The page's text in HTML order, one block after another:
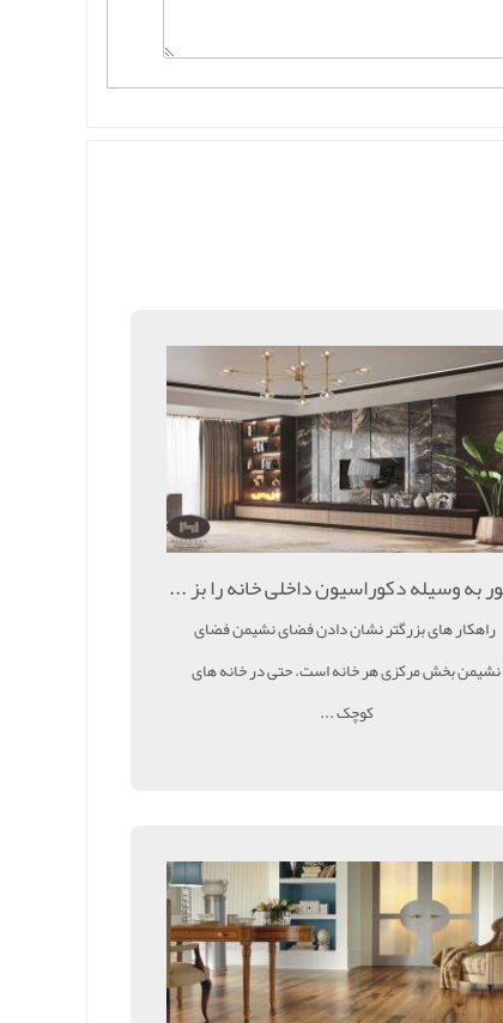
به وسیله دکوراسیون داخلی خانه را بز ...
راهکار های بزرگتر نشان دادن فضای نشیمن فضای
نشیمن بخش مرکزی هر خانه است. حتی در خانه های
کوچک ...